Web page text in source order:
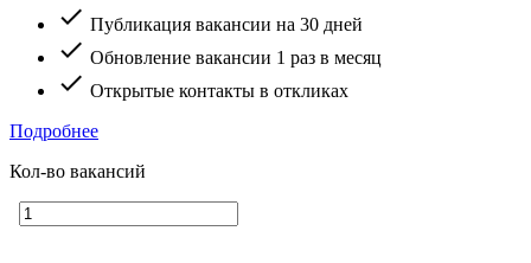
check Публикация вакансии на 30 дней
check Обновление вакансии 1 раз в месяц
check Открытые контакты в откликах
Подробнее
Кол-во вакансий